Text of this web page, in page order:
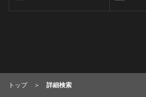
トップ 詳細検索